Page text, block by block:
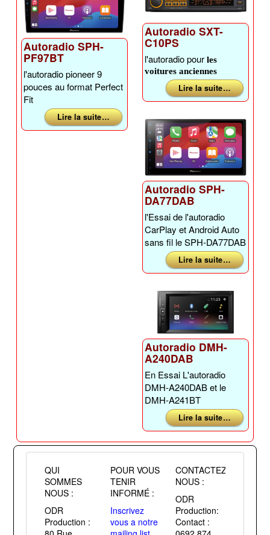
Autoradio SPH-
PF97BT
l'autoradio pioneer 9
pouces au format Perfect
Fit
Lire la suite …
Autoradio SXT-
C10PS
l'autoradio pour les
voitures anciennes
Lire la suite …
Autoradio SPH-
DA77DAB
l'Essai de l'autoradio
CarPlay et Android Auto
sans fil le SPH-DA77DAB
Lire la suite …
Autoradio DMH-
A240DAB
En Essai L'autoradio
DMH-A240DAB et le
DMH-A241BT
Lire la suite …
QUI
SOMMES
NOUS :
ODR
Production :
CONTACTEZ
NOUS :
ODR
Production:
Contact :
POUR VOUS
TENIR
INFORMÉ :
Inscrivez
vous a notre